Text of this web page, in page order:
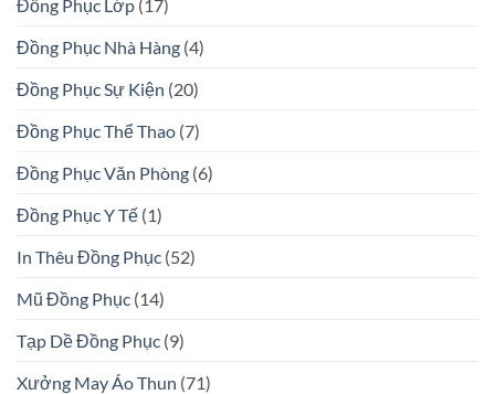
Đồng Phục Lớp (17)
Đồng Phục Nhà Hàng (4)
Đồng Phục Sự Kiện (20)
Đồng Phục Thể Thao (7)
Đồng Phục Văn Phòng (6)
Đồng Phục Y Tế (1)
In Thêu Đồng Phục (52)
Mũ Đồng Phục (14)
Tạp Dề Đồng Phục (9)
Xưởng May Áo Thun (71)